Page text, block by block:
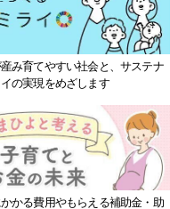
み育てやすい社会と、サステナ
の実現をめざします
かる費用やもらえる補助金・助